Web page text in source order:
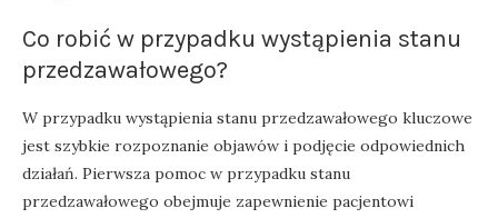
Co robić w przypadku wystąpienia stanu
przedzawałowego?
W przypadku wystąpienia stanu przedzawałowego kluczowe
jest szybkie rozpoznanie objawów i podjęcie odpowiednich
działań. Pierwsza pomoc w przypadku stanu
przedzawałowego obejmuje zapewnienie pacjentowi